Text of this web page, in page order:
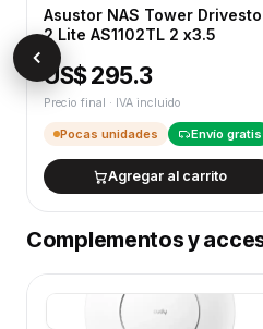
Asustor NAS Tower
2 Lite AS1102TL 2 x3.5
US$ 295.3
Precio final · IVA incluido
Pocas unidades Envío gratis
Agregar al carrito
Complementos y